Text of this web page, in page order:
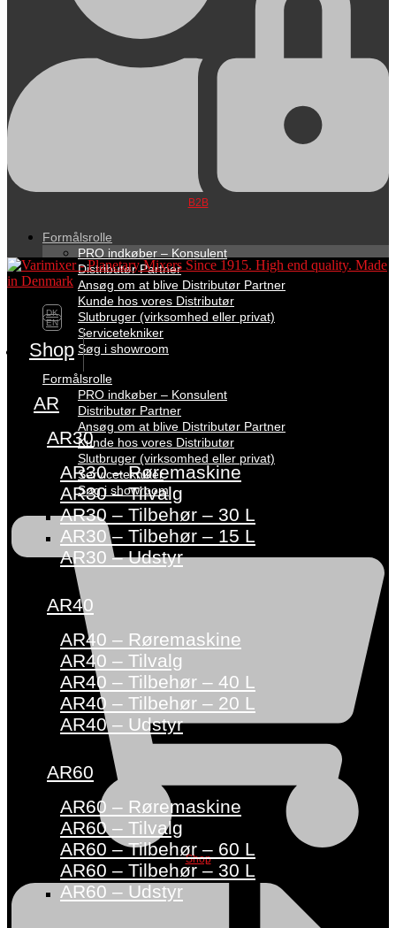
B2B
Formålsrolle
PRO indkøber – Konsulent
Distributør Partner
Ansøg om at blive Distributør Partner
Kunde hos vores Distributør
Slutbruger (virksomhed eller privat)
Servicetekniker
Søg i showroom
Formålsrolle
PRO indkøber – Konsulent
Distributør Partner
Ansøg om at blive Distributør Partner
Kunde hos vores Distributør
Slutbruger (virksomhed eller privat)
Servicetekniker
Søg i showroom
Shop
DK
EN
Shop
AR
AR30
AR30 – Røremaskine
AR30 – Tilvalg
AR30 – Tilbehør – 30 L
AR30 – Tilbehør – 15 L
AR30 – Udstyr
AR40
AR40 – Røremaskine
AR40 – Tilvalg
AR40 – Tilbehør – 40 L
AR40 – Tilbehør – 20 L
AR40 – Udstyr
AR60
AR60 – Røremaskine
AR60 – Tilvalg
AR60 – Tilbehør – 60 L
AR60 – Tilbehør – 30 L
AR60 – Udstyr